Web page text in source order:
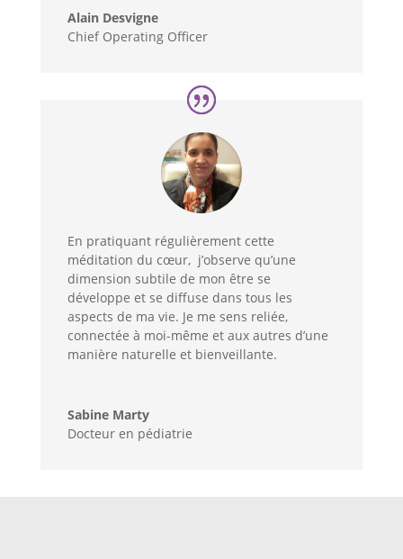
Alain Desvigne
Chief Operating Officer
En pratiquant régulièrement cette
méditation du cœur, j’observe qu’une
dimension subtile de mon être se
développe et se diffuse dans tous les
aspects de ma vie. Je me sens reliée,
connectée à moi-même et aux autres d’une
manière naturelle et bienveillante.
Sabine Marty
Docteur en pédiatrie